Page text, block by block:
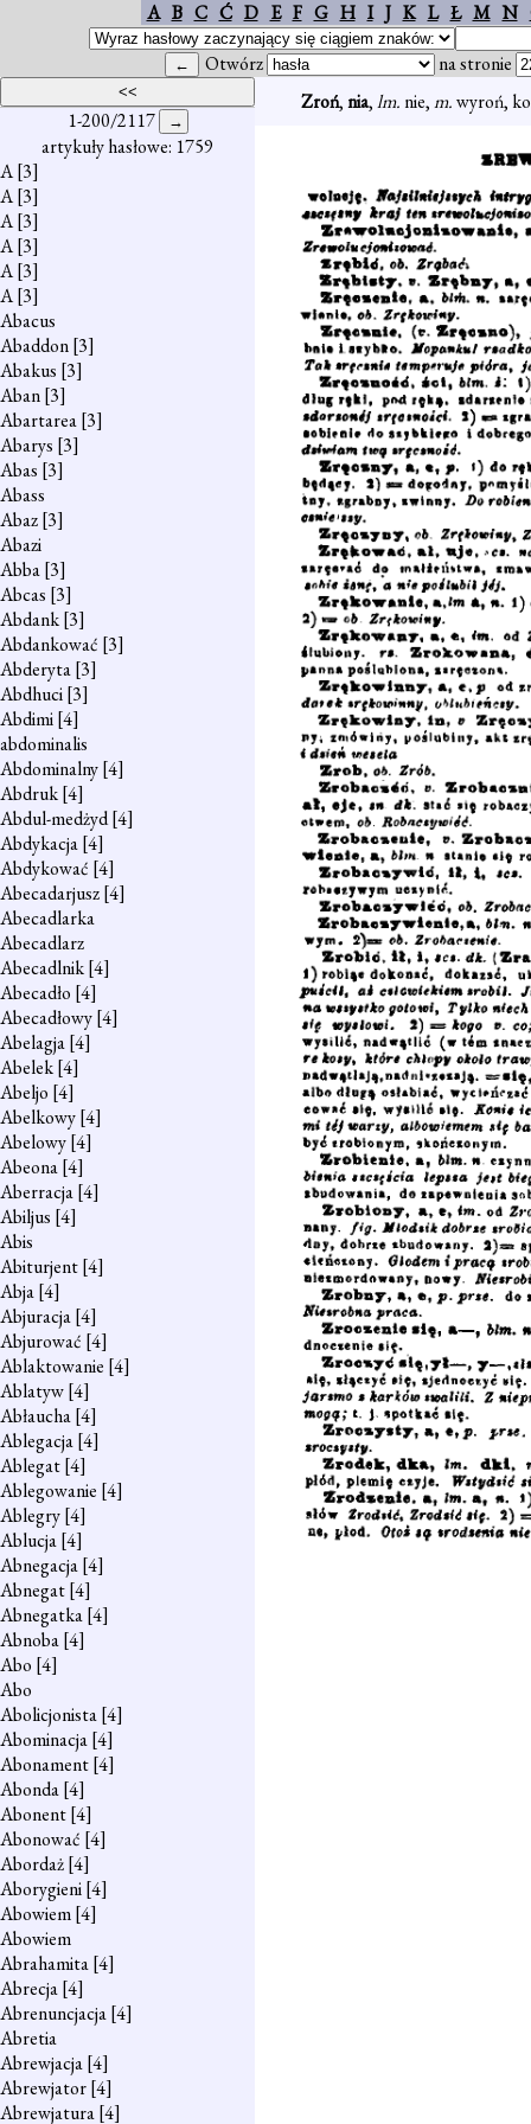
A B C Ć D E F G H I J K L Ł M N
Otwórz na stronie
1-200/2117
artykuły hasłowe: 1759
A[3]
A[3]
A[3]
A[3]
A[3]
A[3]
Abacus
Abaddon[3]
Abakus [3]
Aban[3]
Abartarea[3]
Abarys [3]
Abas [3]
Abass
Abaz[3]
Abazi
Abba[3]
Abcas [3]
Abdank[3]
Abdankować [3]
Abderyta[3]
Abdhuci[3]
Abdimi[4]
abdominalis
Abdominalny[4]
Abdruk[4]
Abdul-medżyd[4]
Abdykacja[4]
Abdykować [4]
Abecadarjusz[4]
Abecadlarka
Abecadlarz
Abecadlnik[4]
Abecadło [4]
Abecadłowy[4]
Abelagja[4]
Abelek[4]
Abeljo [4]
Abelkowy[4]
Abelowy[4]
Abeona[4]
Aberracja[4]
Abiljus [4]
Abis
Abiturjent[4]
Abja[4]
Abjuracja[4]
Abjurować [4]
Ablaktowanie [4]
Ablatyw[4]
Abłaucha[4]
Ablegacja[4]
Ablegat[4]
Ablegowanie [4]
Ablegry[4]
Ablucja[4]
Abnegacja[4]
Abnegat[4]
Abnegatka[4]
Abnoba[4]
Abo [4]
Abo
Abolicjonista[4]
Abominacja[4]
Abonament[4]
Abonda[4]
Abonent[4]
Abonować [4]
Abordaż[4]
Aborygieni[4]
Abowiem[4]
Abowiem
Abrahamita[4]
Abrecja[4]
Abrenuncjacja[4]
Abretia
Abrewjacja[4]
Abrewjator[4]
Abrewjatura[4]
Zroń,nia,lm.nie,m.wyroń,